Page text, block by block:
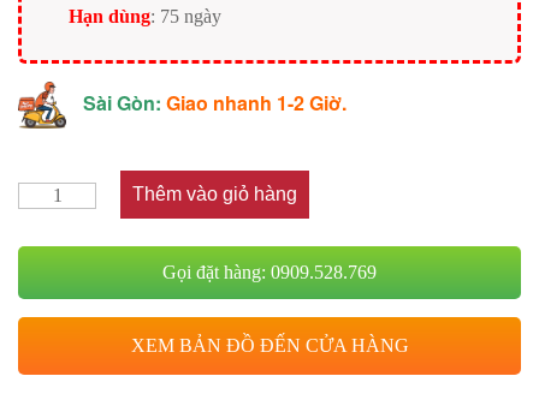
Hạn dùng: 75 ngày
Sài Gòn: Giao nhanh 1-2 Giờ.
Thêm vào giỏ hàng
Gọi đặt hàng: 0909.528.769
XEM BẢN ĐỒ ĐẾN CỬA HÀNG